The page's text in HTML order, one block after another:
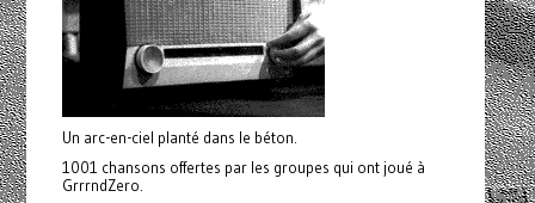
Un arc-en-ciel planté dans le béton.
1001 chansons offertes par les groupes qui ont joué à
GrrrndZero.